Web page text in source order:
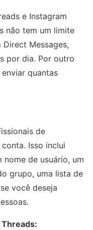
e Instagram
não tem um limite
Messages,
por dia. Por outro
quantas
de
Isso inclui
de usuário, um
grupo, uma lista de
você deseja